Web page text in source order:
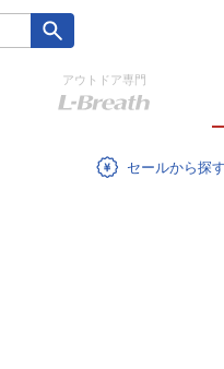
アウトドア専門
セール